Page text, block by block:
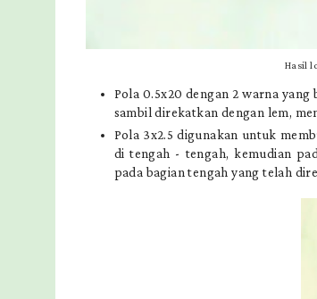
Hasil
Pola 0.5x20 dengan 2 warna
sambil direkatkan dengan lem,
Pola 3x2.5 digunakan untuk
di tengah - tengah, kemudian
pada bagian tengah yang telah